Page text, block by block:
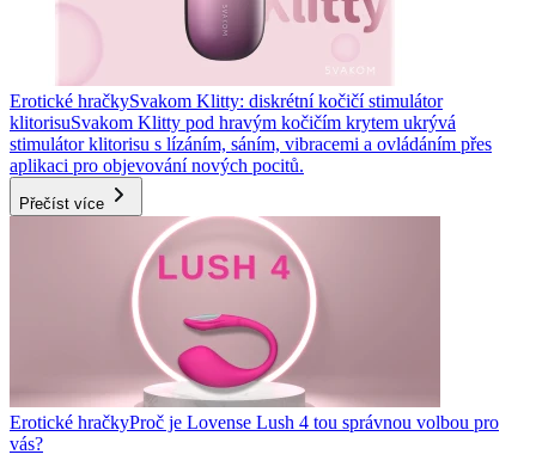
Erotické hračkySvakom Klitty: diskrétní kočičí stimulátor
klitorisuSvakom Klitty pod hravým kočičím krytem ukrývá
stimulátor klitorisu s lízáním, sáním, vibracemi a ovládáním přes
aplikaci pro objevování nových pocitů.
Přečíst více
Erotické hračkyProč je Lovense Lush 4 tou správnou volbou pro
vás?